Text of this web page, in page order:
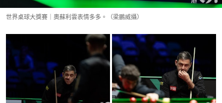
世界桌球大獎賽｜奧蘇利雲表情多多。（梁鵬威攝）